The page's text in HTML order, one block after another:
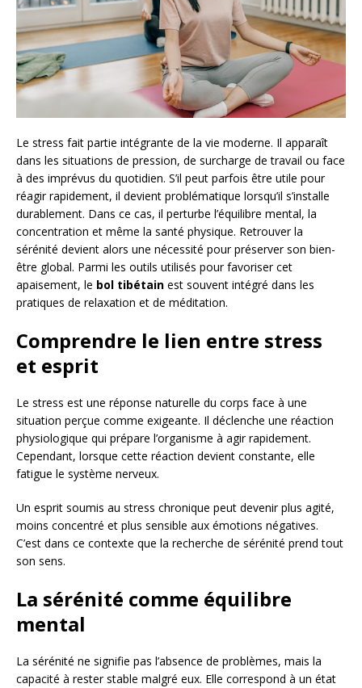
Le stress fait partie intégrante de la vie moderne. Il apparaît
dans les situations de pression, de surcharge de travail ou face
à des imprévus du quotidien. S’il peut parfois être utile pour
réagir rapidement, il devient problématique lorsqu’il s’installe
durablement. Dans ce cas, il perturbe l’équilibre mental, la
concentration et même la santé physique. Retrouver la
sérénité devient alors une nécessité pour préserver son bien-
être global. Parmi les outils utilisés pour favoriser cet
apaisement, le bol tibétain est souvent intégré dans les
pratiques de relaxation et de méditation.
Comprendre le lien entre stress
et esprit
Le stress est une réponse naturelle du corps face à une
situation perçue comme exigeante. Il déclenche une réaction
physiologique qui prépare l’organisme à agir rapidement.
Cependant, lorsque cette réaction devient constante, elle
fatigue le système nerveux.
Un esprit soumis au stress chronique peut devenir plus agité,
moins concentré et plus sensible aux émotions négatives.
C’est dans ce contexte que la recherche de sérénité prend tout
son sens.
La sérénité comme équilibre
mental
La sérénité ne signifie pas l’absence de problèmes, mais la
capacité à rester stable malgré eux. Elle correspond à un état